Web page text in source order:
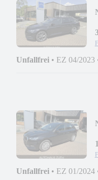
Unfallfrei • EZ 04/2023
Unfallfrei • EZ 01/2024